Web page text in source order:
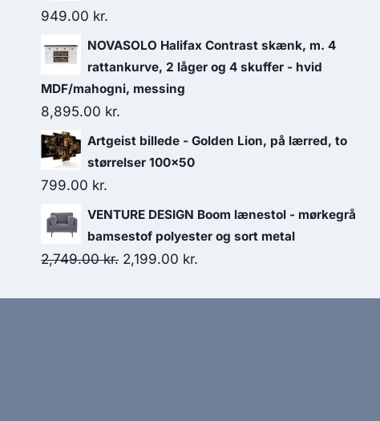
949.00 kr.
NOVASOLO Halifax Contrast skænk, m. 4
rattankurve, 2 låger og 4 skuffer - hvid
MDF/mahogni, messing
8,895.00 kr.
Artgeist billede - Golden Lion, på lærred, to
størrelser 100x50
799.00 kr.
VENTURE DESIGN Boom lænestol - mørkegrå
bamsestof polyester og sort metal
2,749.00kr. 2,199.00 kr.